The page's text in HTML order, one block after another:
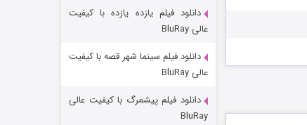
دانلود فیلم یازده یازده با کیفیت
عالی BluRay
دانلود فیلم سینما شهر قصه با کیفیت
عالی BluRay
دانلود فیلم پیشمرگ با کیفیت عالی
BluRay